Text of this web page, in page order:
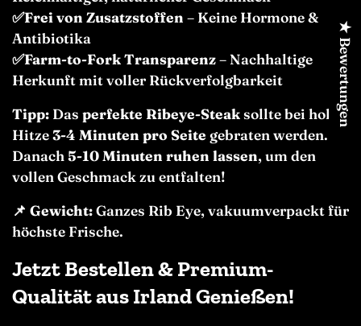
✅Frei von Zusatzstoffen – Keine Hormone &
Antibiotika
✅Farm-to-Fork Transparenz– Nachhaltige
Herkunft mit voller Rückverfolgbarkeit
Tipp: Das perfekte Ribeye-Steaksollte bei hoher
Hitze3-4 Minuten pro Seite gebraten werden.
Danach 5-10 Minuten ruhen lassen, um den
vollen Geschmack zu entfalten!
📌 Gewicht:Ganzes Rib Eye, vakuumverpackt für
höchste Frische.
Jetzt Bestellen & Premium-
Qualität aus Irland Genießen!
★ Bewertungen